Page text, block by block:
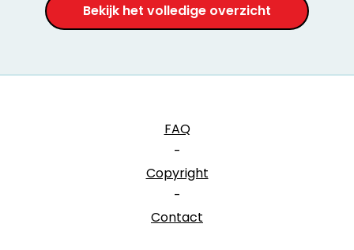
Bekijk het volledige overzicht
FAQ
-
Copyright
-
Contact